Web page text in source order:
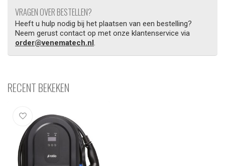
VRAGEN OVER BESTELLEN?
Heeft u hulp nodig bij het plaatsen van een bestelling?
Neem gerust contact op met onze klantenservice via
order@venematech.nl.
RECENT BEKEKEN